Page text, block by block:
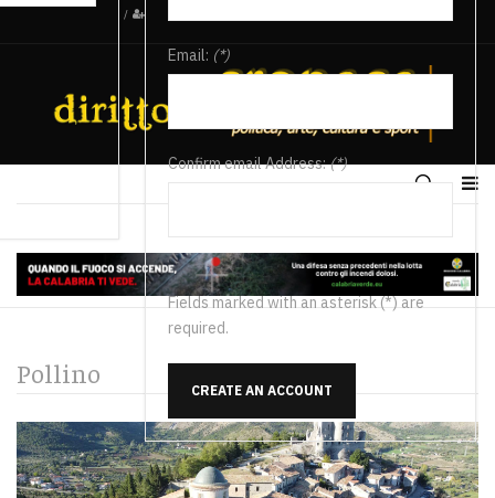
/
Email: (*)
Confirm email Address:(*)
Fields marked with an asterisk (*) are
required.
CREATE AN ACCOUNT
Pollino